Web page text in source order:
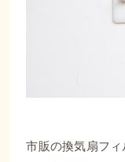
市販の換気扇フ